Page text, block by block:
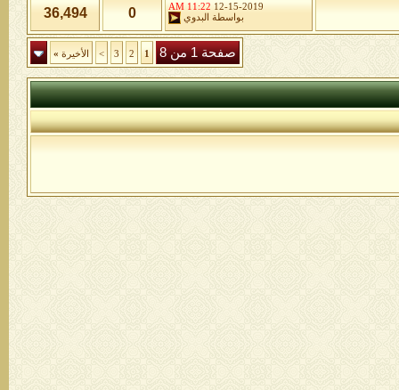
12-15-2019
11:22 AM
بواسطة
البدوي 0
36,494
صفحة 1 من 8 1
2
3
> الأخيرة »